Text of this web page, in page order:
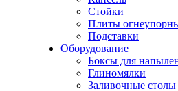
Стойки
Плиты
Подставки
Оборудование
Боксы для
Глиномялки
Заливочные столы